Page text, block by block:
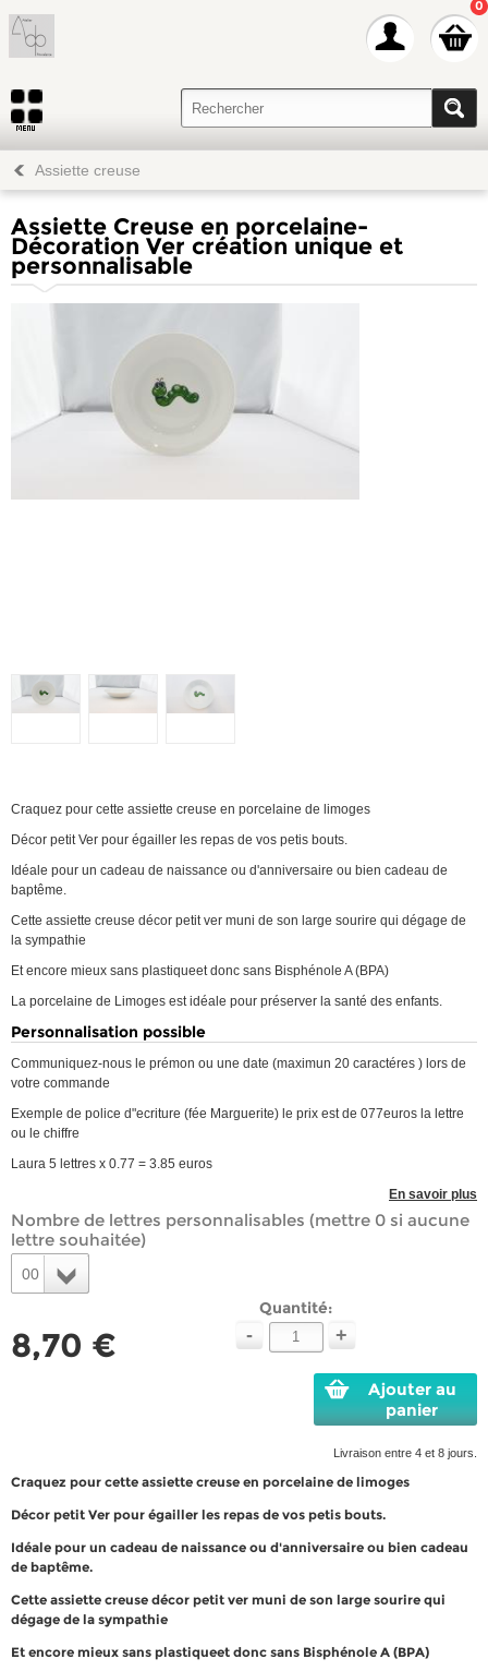
0
Assiette creuse
Assiette Creuse en porcelaine-
Décoration Ver création unique et
personnalisable
Craquez pour cette assiette creuse en porcelaine de limoges
Décor petit Ver pour égailler les repas de vos petis bouts.
Idéale pour un cadeau de naissance ou d'anniversaire ou bien cadeau de
baptême.
Cette assiette creuse décor petit ver muni de son large sourire qui dégage de
la sympathie
Et encore mieux sans plastiqueet donc sans Bisphénole A (BPA)
La porcelaine de Limoges est idéale pour préserver la santé des enfants.
Personnalisation possible
Communiquez-nous le prémon ou une date (maximun 20 caractéres ) lors de
votre commande
Exemple de police d"ecriture (fée Marguerite) le prix est de 077euros la lettre
ou le chiffre
Laura 5 lettres x 0.77 = 3.85 euros
En savoir plus
Nombre de lettres personnalisables (mettre 0 si aucune
lettre souhaitée)
00
8,70 €
Quantité:
- +
Ajouter au
panier
Livraison entre 4 et 8 jours.
Craquez pour cette assiette creuse en porcelaine de limoges
Décor petit Ver pour égailler les repas de vos petis bouts.
Idéale pour un cadeau de naissance ou d'anniversaire ou bien cadeau
de baptême.
Cette assiette creuse décor petit ver muni de son large sourire qui
dégage de la sympathie
Et encore mieux sans plastiqueet donc sans Bisphénole A (BPA)